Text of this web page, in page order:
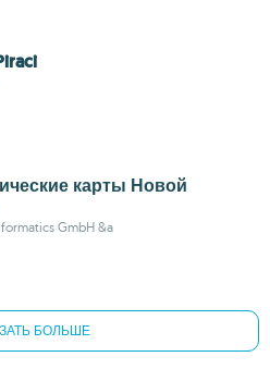
карты Новой
GmbH &a
БОЛЬШЕ